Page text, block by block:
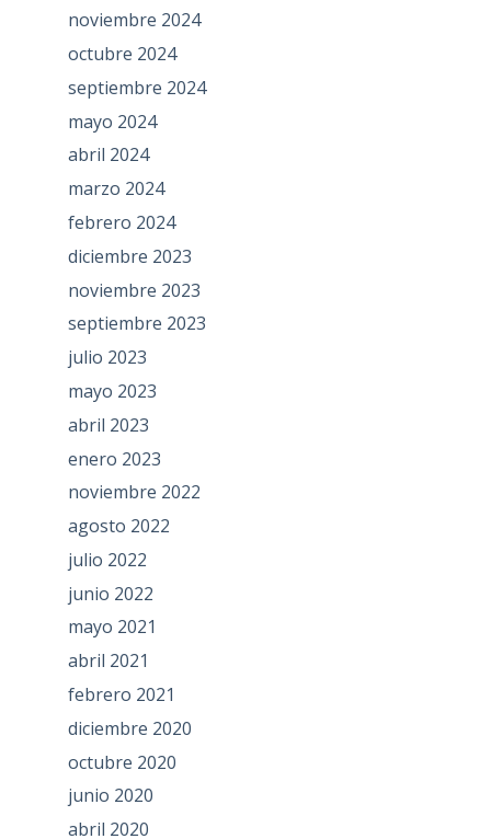
noviembre 2024
octubre 2024
septiembre 2024
mayo 2024
abril 2024
marzo 2024
febrero 2024
diciembre 2023
noviembre 2023
septiembre 2023
julio 2023
mayo 2023
abril 2023
enero 2023
noviembre 2022
agosto 2022
julio 2022
junio 2022
mayo 2021
abril 2021
febrero 2021
diciembre 2020
octubre 2020
junio 2020
abril 2020